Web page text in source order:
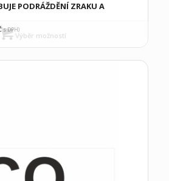
PODRÁŽDĚNÍ ZRAKU A
s DPH)
Výběr možností